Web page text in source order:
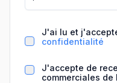
J'ai lu et
confidentialité
J'accepte de
commerciales de